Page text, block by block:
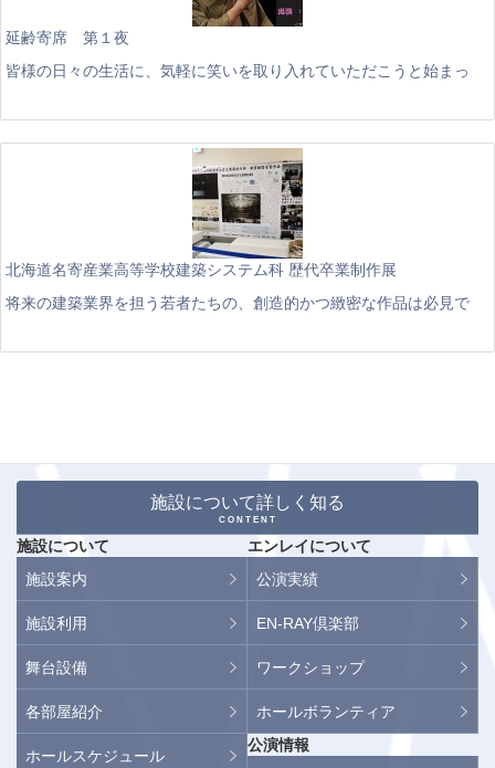
延齢寄席 第１夜
皆様の日々の生活に、気軽に笑いを取り入れていただこうと始まっ
北海道名寄産業高等学校建築システム科 歴代卒業制作展
将来の建築業界を担う若者たちの、創造的かつ緻密な作品は必見で
施設について詳しく知る
CONTENT
施設について
施設案内
施設利用
舞台設備
各部屋紹介
ホールスケジュール
エンレイについて
公演実績
EN-RAY倶楽部
ワークショップ
ホールボランティア
公演情報